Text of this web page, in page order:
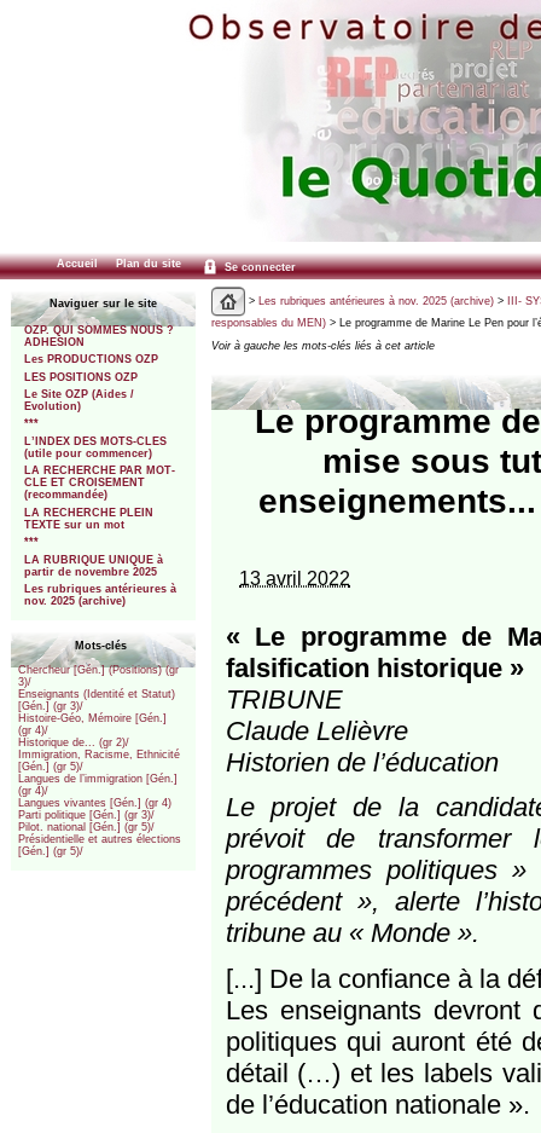
Accueil Plan du site Se connecter
Naviguer sur le site
OZP. QUI SOMMES NOUS ?
ADHESION
Les PRODUCTIONS OZP
LES POSITIONS OZP
Le Site OZP (Aides /
Evolution)
***
L’INDEX DES MOTS-CLES
(utile pour commencer)
LA RECHERCHE PAR MOT-
CLE ET CROISEMENT
(recommandée)
LA RECHERCHE PLEIN
TEXTE sur un mot
***
LA RUBRIQUE UNIQUE à
partir de novembre 2025
Les rubriques antérieures à
nov. 2025 (archive)
Mots-clés
Chercheur [Gén.] (Positions) (gr
3)/
Enseignants (Identité et Statut)
[Gén.] (gr 3)/
Histoire-Géo, Mémoire [Gén.]
(gr 4)/
Historique de... (gr 2)/
Immigration, Racisme, Ethnicité
[Gén.] (gr 5)/
Langues de l’immigration [Gén.]
(gr 4)/
Langues vivantes [Gén.] (gr 4)
Parti politique [Gén.] (gr 3)/
Pilot. national [Gén.] (gr 5)/
Présidentielle et autres élections
[Gén.] (gr 5)/
> Les rubriques antérieures à nov. 2025 (archive)>
III-
responsables du MEN)> Le programme de Marine Le Pen pour
Voir à gauche les mots-clés liés à cet article
Le programme
mise sous
13 avril 2022
« Le programme de
falsification historique »
TRIBUNE
Claude Lelièvre
Historien de l’éducation
Le projet de la
prévoit de
programmes politiques
précédent », alerte
tribune au « Monde ».
[...] De la confiance à la
Les enseignants devront
politiques qui auront été
détail (…) et les labels
de l’éducation nationale ».